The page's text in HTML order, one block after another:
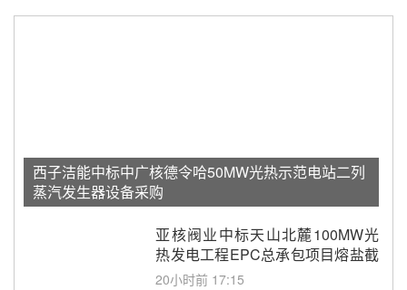
西子洁能中标中广核德令哈50MW光热示范电站二列
蒸汽发生器设备采购
亚核阀业中标天山北麓100MW光
热发电工程EPC总承包项目熔盐截
止阀、熔盐三偏心蝶阀采购
20小时前 17:15